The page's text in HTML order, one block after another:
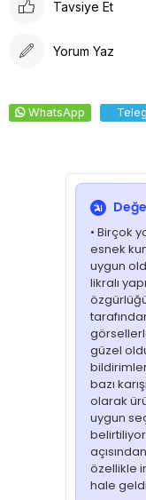
Tavsiye Et
Yorum Yaz
WhatsApp
• Birçok
esnek
uygun
likralı
güzel
bildirimler
bazı
olarak
uygun
özellikle
hale